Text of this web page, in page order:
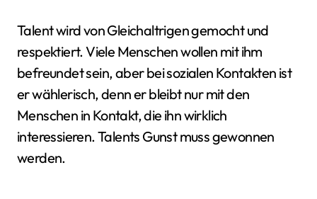
Talent wird von Gleichaltrigen gemocht und
respektiert. Viele Menschen wollen mit ihm
befreundet sein, aber bei sozialen Kontakten ist
er wählerisch, denn er bleibt nur mit den
Menschen in Kontakt, die ihn wirklich
interessieren. Talents Gunst muss gewonnen
werden.